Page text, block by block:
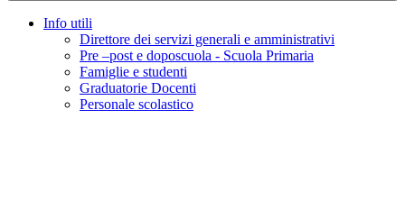
Info utili
Direttore dei servizi generali e amministrativi
Pre –post e doposcuola - Scuola Primaria
Famiglie e studenti
Graduatorie Docenti
Personale scolastico